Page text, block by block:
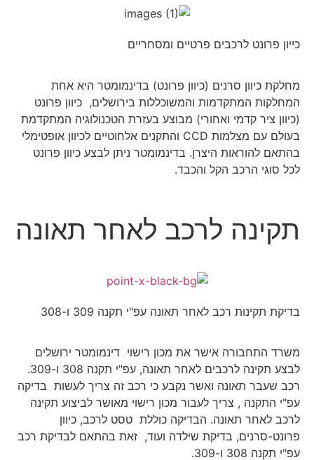
כייון פרונט לרכבים פרטיים ומסחריים
מחלקת כיוון סרנים (כיוון פרונט) בדינמומטר היא אחת
המחלקות המתקדמות והמשוכללות בירושלים, כיוון פרונט
(כיוון ציר קדמי ואחורי) מבוצע בעזרת הטכנולוגיה המתקדמת
בעולם עם מצלמות CCD והתקנים אלחוטיים לכיוון אופטימלי
בהתאם להוראות היצרן. בדינמומטר ניתן לבצע כיוון פרונט
לכל סוגי הרכב הקל והכבד.
תקינה לרכב לאחר תאונה
בדיקת תקינות רכב לאחר תאונה עפ"י תקנה 309 ו-308
משרד התחבורה אישר את מכון רישוי דינמומטר ירושלים
לבצע תקינה לרכבים לאחר תאונה, עפ"י תקנה 308 ו-309.
רכב שעבר תאונה ואשר נקבע כי רכב זה צריך לעשות בדיקה
עפ"י התקנה , צריך לעבור מכון רישוי מאושר לביצוע תקינה
לרכב לאחר תאונה. הבדיקה כוללת טסט לרכב, כיוון
פרונט-סרנים, בדיקת שילדה ועוד, זאת בהתאם לבדיקת רכב
עפ"י תקנה 308 ו-309.